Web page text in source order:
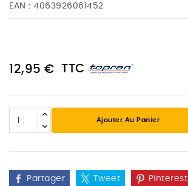
EAN : 4063926061452
12,95 € TTC
Ajouter Au Panier
Partager Tweet Pinterest